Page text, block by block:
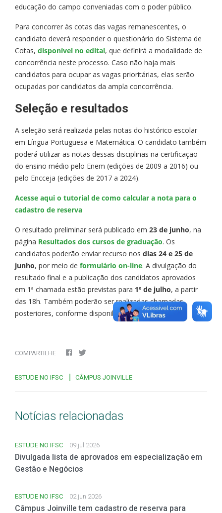
educação do campo conveniadas com o poder público.
Para concorrer às cotas das vagas remanescentes, o
candidato deverá responder o questionário do Sistema de
Cotas, disponível no edital, que definirá a modalidade de
concorrência neste processo. Caso não haja mais
candidatos para ocupar as vagas prioritárias, elas serão
ocupadas por candidatos da ampla concorrência.
Seleção e resultados
A seleção será realizada pelas notas do histórico escolar
em Língua Portuguesa e Matemática. O candidato também
poderá utilizar as notas dessas disciplinas na certificação
do ensino médio pelo Enem (edições de 2009 a 2016) ou
pelo Encceja (edições de 2017 a 2024).
Acesse aqui o tutorial de como calcular a nota para o
cadastro de reserva
O resultado preliminar será publicado em 23 de junho, na
página Resultados dos cursos de graduação. Os
candidatos poderão enviar recurso nos dias 24 e 25 de
junho, por meio de formulário on-line. A divulgação do
resultado final e a publicação dos candidatos aprovados
em 1ª chamada estão previstas para 1º de julho, a partir
das 18h. Também poderão ser realizadas chamadas
posteriores, conforme disponibilidade de vagas.
COMPARTILHE
ESTUDE NO IFSC CÂMPUS JOINVILLE
Notícias relacionadas
ESTUDE NO IFSC 09 jul 2026
Divulgada lista de aprovados em especialização em
Gestão e Negócios
ESTUDE NO IFSC 02 jun 2026
Câmpus Joinville tem cadastro de reserva para